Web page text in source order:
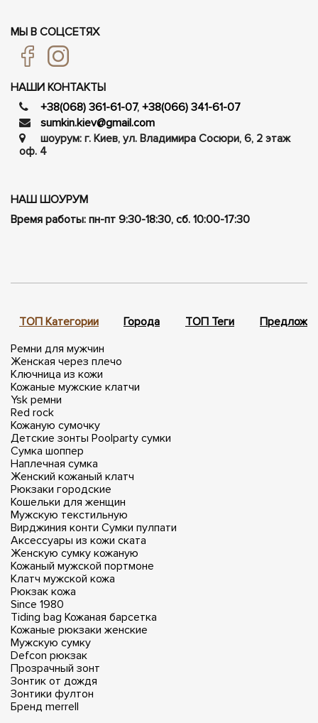
МЫ В СОЦСЕТЯХ
НАШИ КОНТАКТЫ
+38(068) 361-61-07, +38(066) 341-61-07
sumkin.kiev@gmail.com
шоурум: г. Киев, ул. Владимира Сосюри, ​​6, 2 этаж
оф. 4
НАШ ШОУРУМ
Время работы: пн-пт 9:30-18:30, сб. 10:00-17:30
ТОП Категории Города ТОП Теги
Ремни для мужчин
Женская через плечо
Ключница из кожи
Кожаные мужские клатчи
Ysk ремни
Red rock
Кожаную сумочку
Детские зонты Poolparty сумки
Сумка шоппер
Наплечная сумка
Женский кожаный клатч
Рюкзаки городские
Кошельки для женщин
Мужскую текстильную
Вирджиния конти Сумки пулпати
Аксессуары из кожи ската
Женскую сумку кожаную
Кожаный мужской портмоне
Клатч мужской кожа
Рюкзак кожа
Since 1980
Tiding bag Кожаная барсетка
Кожаные рюкзаки женские
Мужскую сумку
Defcon рюкзак
Прозрачный зонт
Зонтик от дождя
Зонтики фултон
Бренд merrell